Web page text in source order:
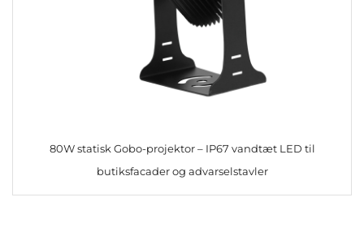
80W statisk Gobo-projektor – IP67 vandtæt LED til
butiksfacader og advarselstavler